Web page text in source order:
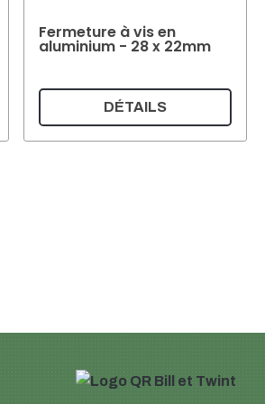
Fermeture à vis en
aluminium - 28 x 22mm
DÉTAILS